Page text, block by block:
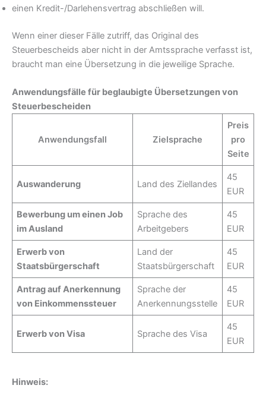
einen Kredit-/Darlehensvertrag abschließen will.
Wenn einer dieser Fälle zutriff, das Original des
Steuerbescheids aber nicht in der Amtssprache verfasst ist,
braucht man eine Übersetzung in die jeweilige Sprache.
Anwendungsfälle für beglaubigte Übersetzungen von
Steuerbescheiden
Anwendungsfall Zielsprache
Preis
pro
Seite
Auswanderung Land des Ziellandes
45
EUR
Bewerbung um einen Job
im Ausland
Sprache des
Arbeitgebers
45
EUR
Erwerb von
Staatsbürgerschaft
Land der
Staatsbürgerschaft
45
EUR
Antrag auf Anerkennung
von Einkommenssteuer
Sprache der
Anerkennungsstelle
45
EUR
Erwerb von Visa Sprache des Visa
45
EUR
Hinweis: